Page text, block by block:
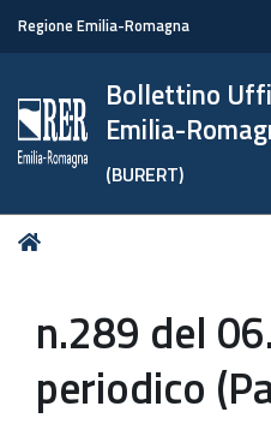
Regione Emilia-Romagna
Bollettino
Emilia-
(BURERT)
Tu
n.289 del
periodico